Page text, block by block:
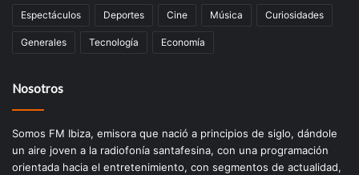
Espectáculos Deportes Cine Música Curiosidades
Generales Tecnología Economía
Nosotros
Somos FM Ibiza, emisora que nació a principios de siglo, dándole
un aire joven a la radiofonía santafesina, con una programación
orientada hacia el entretenimiento, con segmentos de actualidad,